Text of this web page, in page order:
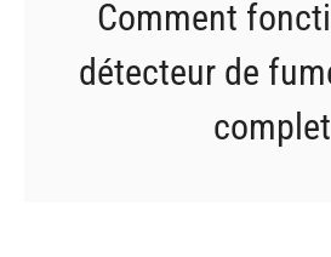
Comment
détecteur de
complet